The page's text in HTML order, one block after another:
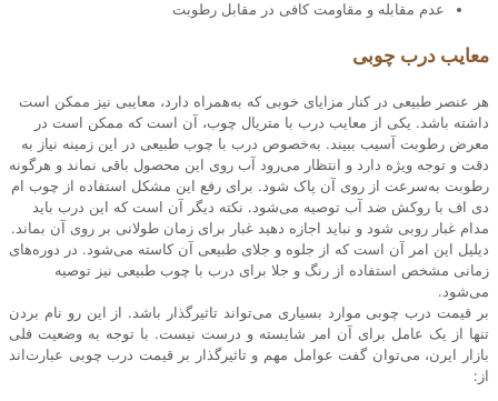
عدم مقابله و مقاومت کافی در مقابل رطوبت
معایب درب چوبی
هر عنصر طبیعی در کنار مزایای خوبی که به‌همراه دارد، معایبی نیز ممکن است
داشته باشد. یکی از معایب درب با متریال چوب، آن است که ممکن است در
معرض رطوبت آسیب ببیند. به‌خصوص درب با چوب طبیعی در این زمینه نیاز به
دقت و توجه ویژه دارد و انتظار می‌رود آب روی این محصول باقی نماند و هرگونه
رطوبت به‌سرعت از روی آن پاک شود. برای رفع این مشکل استفاده از چوب ام
دی اف با روکش ضد آب توصیه می‌شود. نکته دیگر آن است که این درب باید
مدام غبار روبی شود و نباید اجازه دهید غبار برای زمان طولانی بر روی آن بماند.
دیلیل این امر آن است که از جلوه و جلای طبیعی آن کاسته می‌شود. در دوره‌های
زمانی مشخص استفاده از رنگ و جلا برای درب با چوب طبیعی نیز توصیه
می‌شود.
بر قیمت درب چوبی موارد بسیاری می‌تواند تاثیرگذار باشد. از این رو نام بردن
تنها از یک عامل برای آن امر شایسته و درست نیست. با توجه به وضعیت فلی
بازار ایرن، می‌توان گفت عوامل مهم و تاثیرگذار بر قیمت درب چوبی عبارت‌اند
از: